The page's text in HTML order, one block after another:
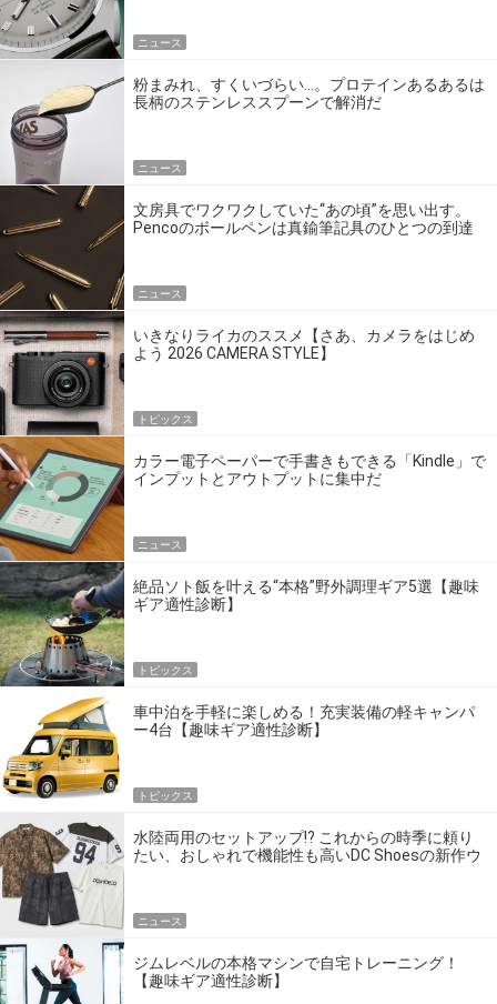
ニュース
粉まみれ、すくいづらい…。プロテインあるあるは
長柄のステンレススプーンで解消だ
ニュース
文房具でワクワクしていた“あの頃”を思い出す。
Pencoのボールペンは真鍮筆記具のひとつの到達
ニュース
いきなりライカのススメ【さあ、カメラをはじめ
よう 2026 CAMERA STYLE】
トピックス
カラー電子ペーパーで手書きもできる「Kindle」で
インプットとアウトプットに集中だ
ニュース
絶品ソト飯を叶える“本格”野外調理ギア5選【趣味
ギア適性診断】
トピックス
車中泊を手軽に楽しめる！充実装備の軽キャンパ
ー4台【趣味ギア適性診断】
トピックス
水陸両用のセットアップ!? これからの時季に頼り
たい、おしゃれで機能性も高いDC Shoesの新作ウ
ニュース
ジムレベルの本格マシンで自宅トレーニング！
【趣味ギア適性診断】